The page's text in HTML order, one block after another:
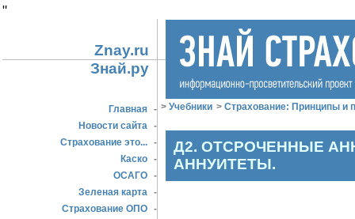
"
Znay.ru
Знай.ру
Главная -
Новости сайта -
Страхование это... -
Каско -
ОСАГО -
Зеленая карта -
Страхование ОПО -
> Учебники > Страхование: Принципы и
Д2. ОТСРОЧЕННЫЕ
АННУИТЕТЫ.